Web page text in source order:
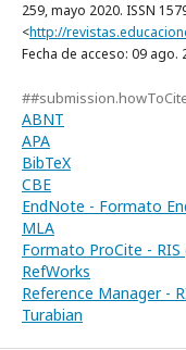
259, mayo 2020. ISSN
<http://
Fecha de acceso: 09 ago.
ABNT
APA
BibTeX
CBE
EndNote - Formato
MLA
Formato ProCite -
RefWorks
Reference Manager -
Turabian